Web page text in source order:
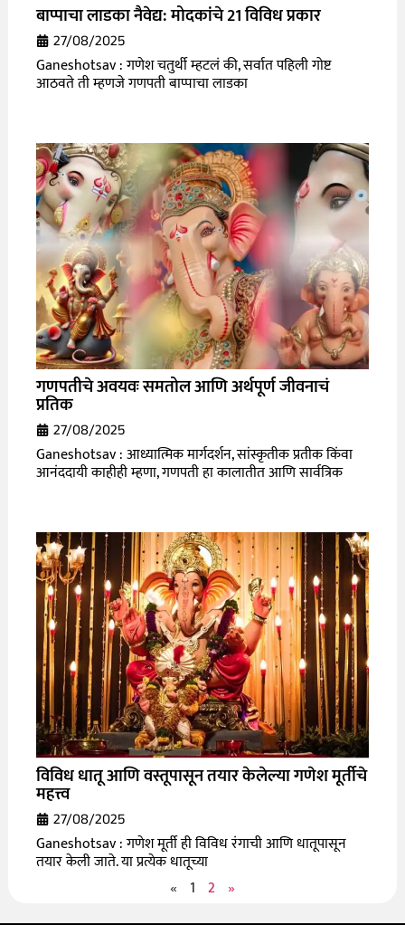
बाप्पाचा लाडका नैवेद्य: मोदकांचे 21 विविध प्रकार
27/08/2025
Ganeshotsav : गणेश चतुर्थी म्हटलं की, सर्वात पहिली गोष्ट
आठवते ती म्हणजे गणपती बाप्पाचा लाडका
गणपतीचे अवयवः समतोल आणि अर्थपूर्ण जीवनाचं
प्रतिक
27/08/2025
Ganeshotsav : आध्यात्मिक मार्गदर्शन, सांस्कृतीक प्रतीक किंवा
आनंददायी काहीही म्हणा, गणपती हा कालातीत आणि सार्वत्रिक
विविध धातू आणि वस्तूपासून तयार केलेल्या गणेश मूर्तीचे
महत्त्व
27/08/2025
Ganeshotsav : गणेश मूर्ती ही विविध रंगाची आणि धातूपासून
तयार केली जाते. या प्रत्येक धातूच्या
« 1 2 »